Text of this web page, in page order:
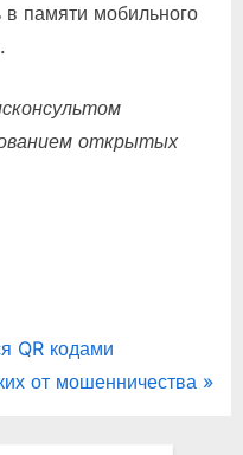
в памяти мобильного
открытых
QR кодами
от мошенничества